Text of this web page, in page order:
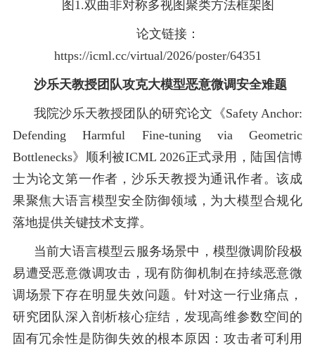
图 1.双曲非对称多视图聚类方法框架图
论文链接：
https://icml.cc/virtual/2026/poster/64351
沙乐天教授团队攻克大模型恶意微调安全难题
我院沙乐天教授团队的研究论文《Safety Anchor:
Defending Harmful Fine-tuning via Geometric
Bottlenecks》顺利被ICML 2026正式录用，陆国信博
士为论文第一作者，沙乐天教授为通讯作者。该成
果聚焦大语言模型安全防御领域，为大模型合规化
落地提供关键技术支撑。
当前大语言模型云服务场景中，模型微调阶段极
易遭受恶意微调攻击，现有防御机制在持续恶意微
调场景下存在明显失效问题。针对这一行业痛点，
研究团队深入剖析核心症结，发现高维参数空间的
固有冗余性是防御失效的根本原因：攻击者可利用